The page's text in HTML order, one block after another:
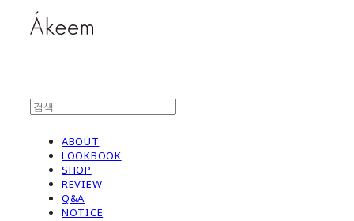
ABOUT
LOOKBOOK
SHOP
REVIEW
Q&A
NOTICE